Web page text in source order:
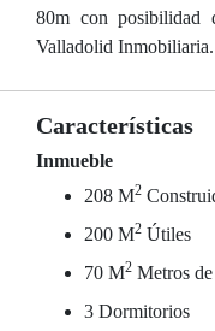
80m con posibilidad
Valladolid Inmobiliaria.
Características
Inmueble
208 M2
200 M2 Útiles
70 M2 Metros
3 Dormitorios